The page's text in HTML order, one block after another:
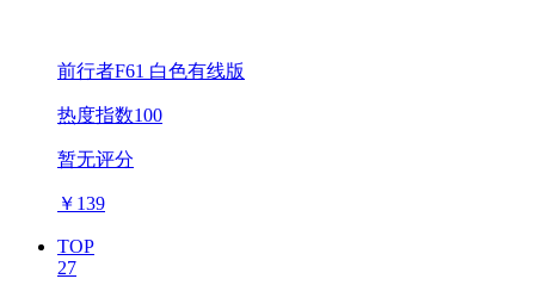
前行者F61 白色有线版
热度指数100
暂无评分
￥ 139
TOP
27